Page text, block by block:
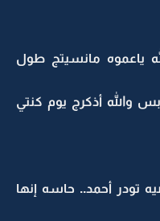
ياعموه مانسيتج طول
والله أذكرج يوم كنتي
تودر أحمد.. حاسه إنها